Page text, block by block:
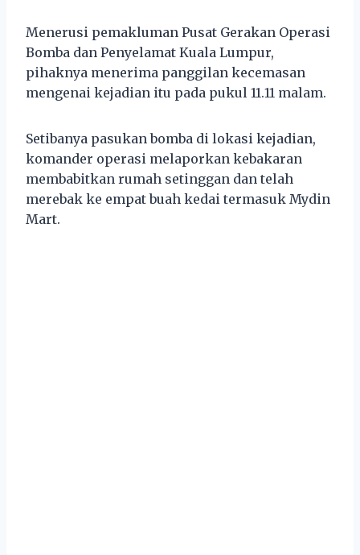
Menerusi pemakluman Pusat Gerakan Operasi
Bomba dan Penyelamat Kuala Lumpur,
pihaknya menerima panggilan kecemasan
mengenai kejadian itu pada pukul 11.11 malam.
Setibanya pasukan bomba di lokasi kejadian,
komander operasi melaporkan kebakaran
membabitkan rumah setinggan dan telah
merebak ke empat buah kedai termasuk Mydin
Mart.